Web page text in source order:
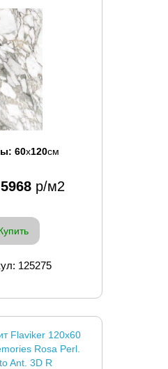
60x120см
5968 р/м2
125275
Flaviker 120x60
Rosa Perl.
Ant. 3D R